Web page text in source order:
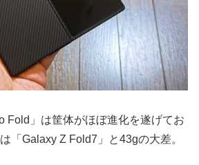
Fold」は筐体がほぼ進化を遂げてお
「Galaxy Z Fold7」と43gの大差。